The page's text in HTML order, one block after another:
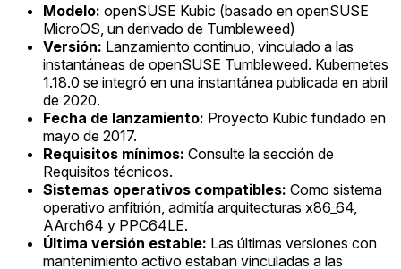
Modelo: openSUSE Kubic (basado en openSUSE
MicroOS, un derivado de Tumbleweed)
Versión: Lanzamiento continuo, vinculado a las
instantáneas de openSUSE Tumbleweed. Kubernetes
1.18.0 se integró en una instantánea publicada en abril
de 2020.
Fecha de lanzamiento: Proyecto Kubic fundado en
mayo de 2017.
Requisitos mínimos: Consulte la sección de
Requisitos técnicos.
Sistemas operativos compatibles: Como sistema
operativo anfitrión, admitía arquitecturas x86_64,
AArch64 y PPC64LE.
Última versión estable: Las últimas versiones con
mantenimiento activo estaban vinculadas a las